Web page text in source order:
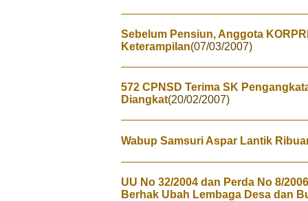
Sebelum Pensiun, Anggota
Keterampilan(07/03/2007)
572 CPNSD Terima SK
Diangkat(20/02/2007)
Wabup Samsuri Aspar Lantik
UU No 32/2004 dan Perda No 8/
Berhak Ubah Lembaga Desa dan